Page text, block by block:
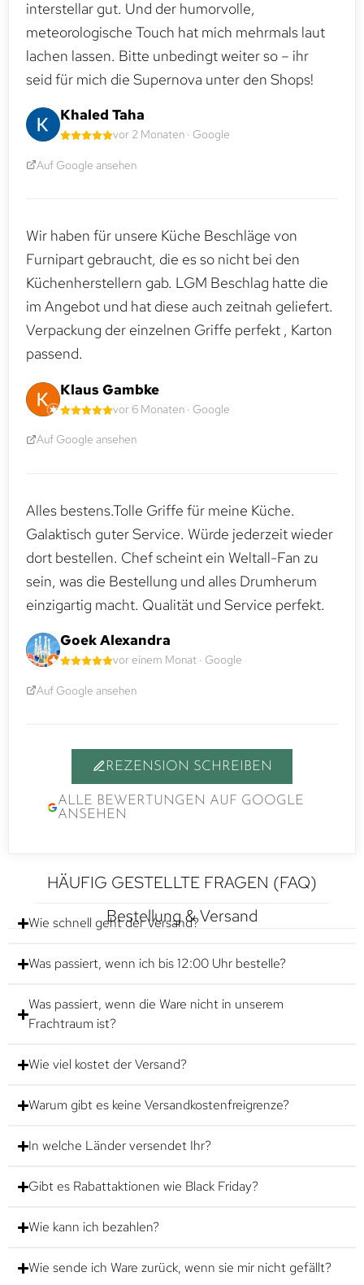
interstellar gut. Und der humorvolle,
meteorologische Touch hat mich mehrmals laut
lachen lassen. Bitte unbedingt weiter so – ihr
seid für mich die Supernova unter den Shops!
Khaled Taha
vor 2 Monaten · Google
Auf Google ansehen
Wir haben für unsere Küche Beschläge von
Furnipart gebraucht, die es so nicht bei den
Küchenherstellern gab. LGM Beschlag hatte die
im Angebot und hat diese auch zeitnah geliefert.
Verpackung der einzelnen Griffe perfekt , Karton
passend.
Klaus Gambke
vor 6 Monaten · Google
Auf Google ansehen
Alles bestens.Tolle Griffe für meine Küche.
Galaktisch guter Service. Würde jederzeit wieder
dort bestellen. Chef scheint ein Weltall-Fan zu
sein, was die Bestellung und alles Drumherum
einzigartig macht. Qualität und Service perfekt.
Goek Alexandra
vor einem Monat · Google
Auf Google ansehen
REZENSION SCHREIBEN
ALLE BEWERTUNGEN AUF GOOGLE
ANSEHEN
HÄUFIG GESTELLTE FRAGEN (FAQ)
Bestellung & Versand
Wie schnell geht der Versand?
Was passiert, wenn ich bis 12:00 Uhr bestelle?
Was passiert, wenn die Ware nicht in unserem
Frachtraum ist?
Wie viel kostet der Versand?
Warum gibt es keine Versandkostenfreigrenze?
In welche Länder versendet Ihr?
Gibt es Rabattaktionen wie Black Friday?
Wie kann ich bezahlen?
Wie sende ich Ware zurück, wenn sie mir nicht gefällt?